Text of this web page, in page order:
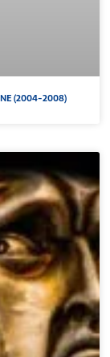
(2004-2008)